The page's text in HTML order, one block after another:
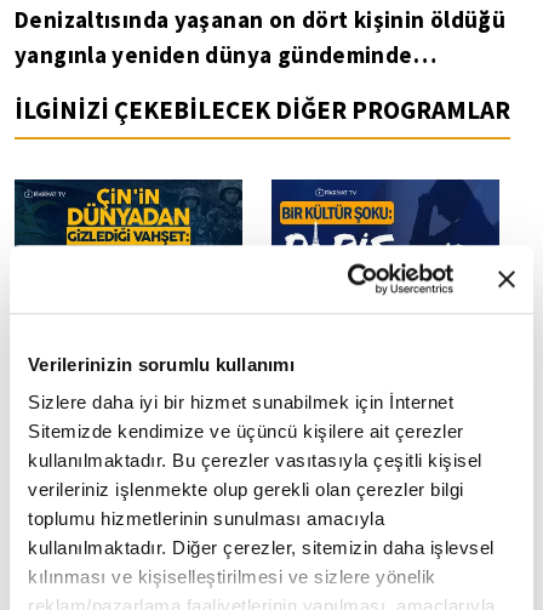
Verilerinizin sorumlu kullanımı
Sizlere daha iyi bir hizmet sunabilmek için İnternet
Sitemizde kendimize ve üçüncü kişilere ait çerezler
kullanılmaktadır. Bu çerezler vasıtasıyla çeşitli kişisel
verileriniz işlenmekte olup gerekli olan çerezler bilgi
toplumu hizmetlerinin sunulması amacıyla
kullanılmaktadır. Diğer çerezler, sitemizin daha işlevsel
kılınması ve kişiselleştirilmesi ve sizlere yönelik
Denizaltısında yaşanan on dört kişinin öldüğü
yangınla yeniden dünya gündeminde…
İLGİNİZİ ÇEKEBİLECEK DİĞER PROGRAMLAR
Çin'in dünyadan gizlediği
Bir kültür şoku: Paris
Eski KGB ajanı Yuri
Birinci intifada ne zaman